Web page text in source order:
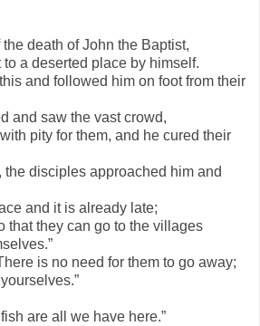
death of John the Baptist,
a deserted place by himself.
and followed him on foot from their
and saw the vast crowd,
pity for them, and he cured their
disciples approached him and
and it is already late;
that they can go to the villages
is no need for them to go away;
are all we have here.”